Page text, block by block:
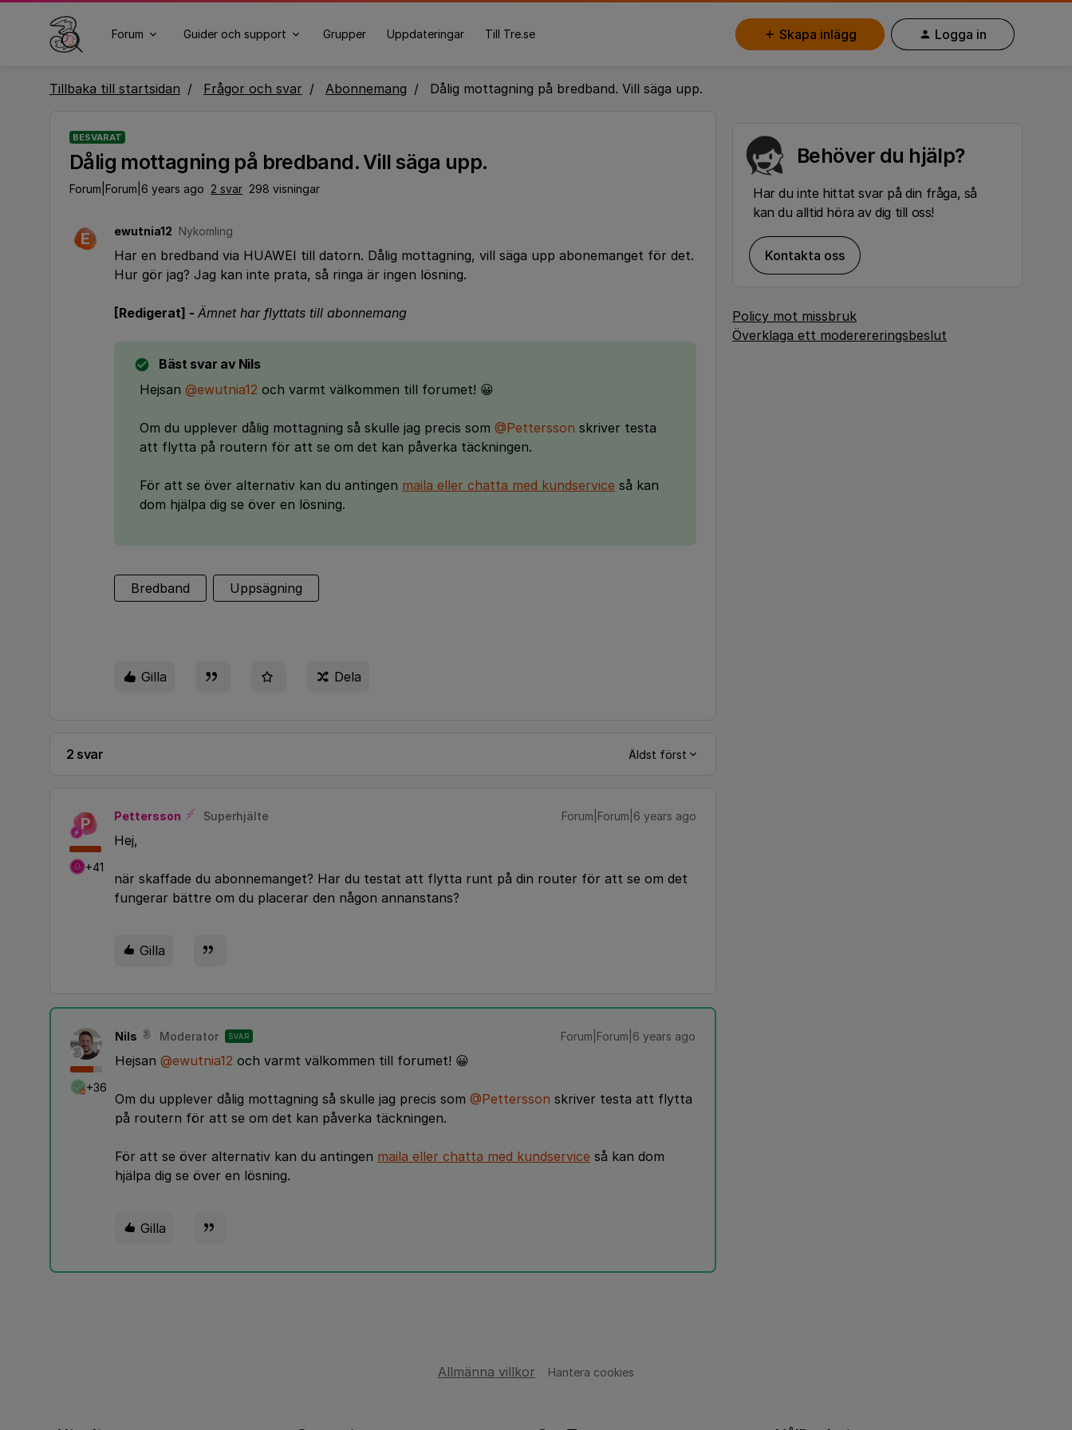
Forum Guider och support Grupper Uppdateringar Till Tre.se Skapa inlägg Logga in
Tillbaka till startsidan Frågor och svar Abonnemang Dålig mottagning på bredband. Vill säga upp.
BESVARAT
Dålig mottagning på bredband. Vill säga upp.
Forum|Forum|6 years ago 2 svar 298 visningar
E ewutnia12 Nykomling
Har en bredband via HUAWEI till datorn. Dålig mottagning, vill säga upp abonemanget för det.
Hur gör jag? Jag kan inte prata, så ringa är ingen lösning.
[Redigerat] - Ämnet har flyttats till abonnemang
Bäst svar av Nils
Hejsan @ewutnia12 och varmt välkommen till forumet! 😀
Om du upplever dålig mottagning så skulle jag precis som @Pettersson skriver testa
att flytta på routern för att se om det kan påverka täckningen.
För att se över alternativ kan du antingen maila eller chatta med kundservice så kan
dom hjälpa dig se över en lösning.
Bredband Uppsägning
Gilla Dela
2 svar Äldst först
P
+41
Pettersson Superhjälte Forum|Forum|6 years ago
Hej,
när skaffade du abonnemanget? Har du testat att flytta runt på din router för att se om det
fungerar bättre om du placerar den någon annanstans?
Gilla
+36
Nils Moderator SVAR Forum|Forum|6 years ago
Hejsan @ewutnia12 och varmt välkommen till forumet! 😀
Om du upplever dålig mottagning så skulle jag precis som @Pettersson skriver testa att flytta
på routern för att se om det kan påverka täckningen.
För att se över alternativ kan du antingen maila eller chatta med kundservice så kan dom
hjälpa dig se över en lösning.
Gilla
Behöver du hjälp?
Har du inte hittat svar på din fråga, så
kan du alltid höra av dig till oss!
Kontakta oss
Policy mot missbruk
Överklaga ett moderereringsbeslut
Allmänna villkor Hantera cookies